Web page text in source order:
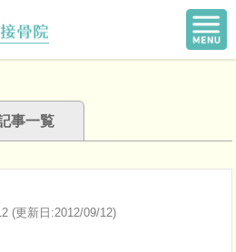
事一覧
(更新日:2012/09/12)